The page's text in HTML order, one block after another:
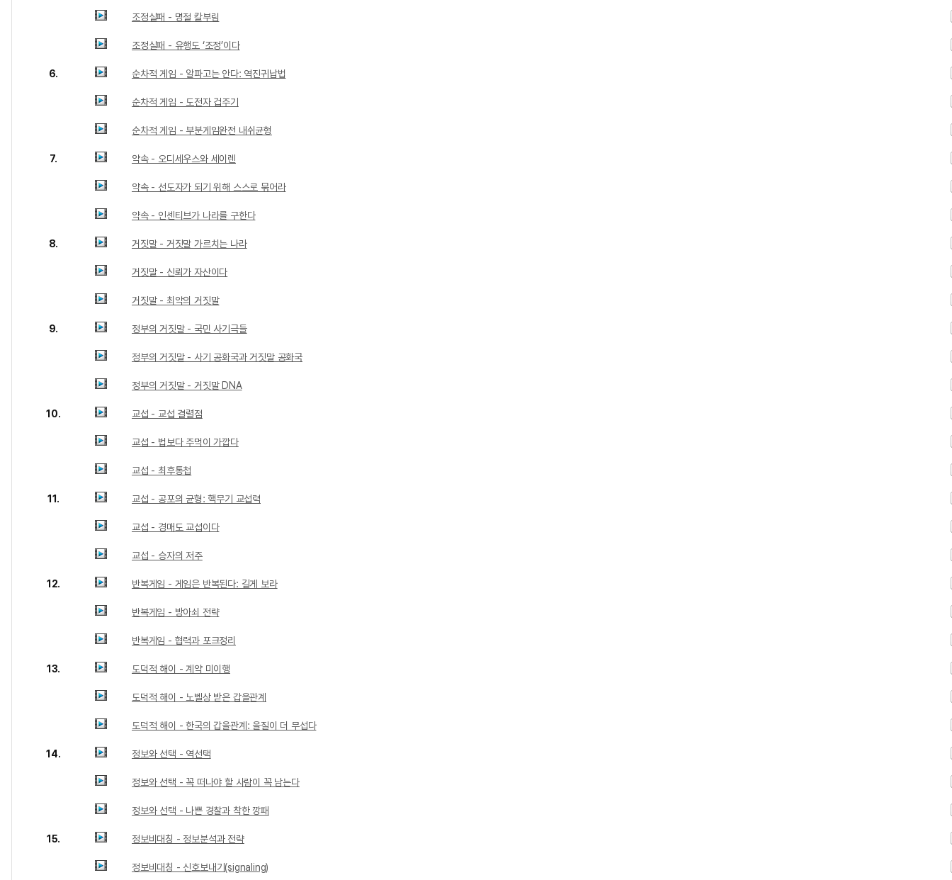
조정실패 - 명절 칼부림
조정실패 - 유행도 ‘조정’이다
6. 순차적 게임 - 알파고는 안다: 역진귀납법
순차적 게임 - 도전자 겁주기
순차적 게임 - 부분게임완전 내쉬균형
7. 약속 - 오디세우스와 세이렌
약속 - 선도자가 되기 위해 스스로 묶어라
약속 - 인센티브가 나라를 구한다
8. 거짓말 - 거짓말 가르치는 나라
거짓말 - 신뢰가 자산이다
거짓말 - 최악의 거짓말
9. 정부의 거짓말 - 국민 사기극들
정부의 거짓말 - 사기 공화국과 거짓말 공화국
정부의 거짓말 - 거짓말 DNA
10. 교섭 - 교섭 결렬점
교섭 - 법보다 주먹이 가깝다
교섭 - 최후통첩
11. 교섭 - 공포의 균형: 핵무기 교섭력
교섭 - 경매도 교섭이다
교섭 - 승자의 저주
12. 반복게임 - 게임은 반복된다: 길게 보라
반복게임 - 방아쇠 전략
반복게임 - 협력과 포크정리
13. 도덕적 해이 - 계약 미이행
도덕적 해이 - 노벨상 받은 갑을관계
도덕적 해이 - 한국의 갑을관계: 을질이 더 무섭다
14. 정보와 선택 - 역선택
정보와 선택 - 꼭 떠나야 할 사람이 꼭 남는다
정보와 선택 - 나쁜 경찰과 착한 깡패
15. 정보비대칭 - 정보분석과 전략
정보비대칭 - 신호보내기(signaling)